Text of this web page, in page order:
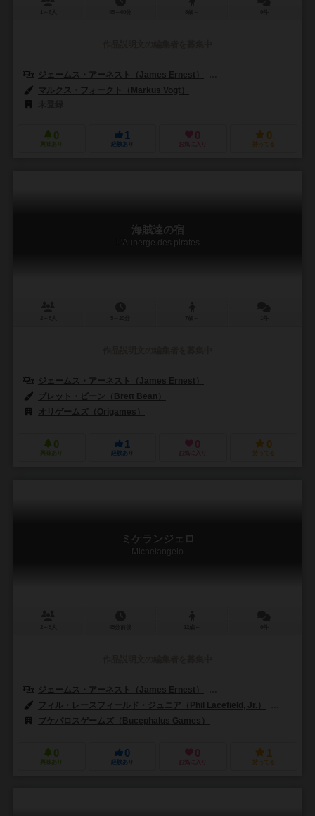
ジェームス・アーネスト（James Ernest）
マルクス・フォークト（Markus Vogt）
0
興味あり
1
経験あり
0
お気に入り
0
持ってる
海賊達の宿
L'Auberge des pirates
ジェームス・アーネスト（James Ernest）
ブレット・ビーン（Brett Bean）
オリゲームズ（Origames）
0
興味あり
1
経験あり
0
お気に入り
0
持ってる
ミケランジェロ
Michelangelo
ジェームス・アーネスト（James Ernest）
フィル・レースフィールド・ジュニア（Phil Lacefield, Jr.）
ブケパロスゲームズ（Bucephalus Games）
0
興味あり
0
経験あり
0
お気に入り
1
持ってる